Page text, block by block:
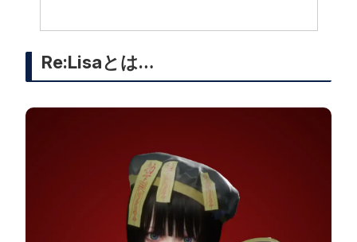
Re:Lisaとは…